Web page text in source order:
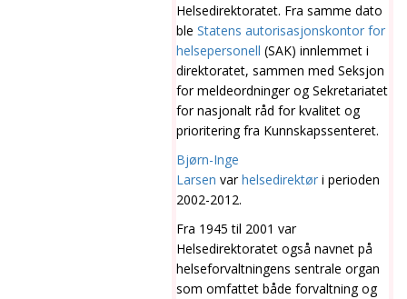
Helsedirektoratet. Fra samme dato
ble Statens autorisasjonskontor for
helsepersonell (SAK) innlemmet i
direktoratet, sammen med Seksjon
for meldeordninger og Sekretariatet
for nasjonalt råd for kvalitet og
prioritering fra Kunnskapssenteret.
Bjørn-Inge
Larsen varhelsedirektør i perioden
2002-2012.
Fra 1945 til 2001 var
Helsedirektoratet også navnet på
helseforvaltningens sentrale organ
som omfattet både forvaltning og